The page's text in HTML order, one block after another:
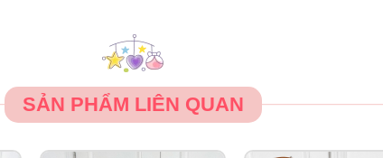
SẢN PHẨM LIÊN QUAN